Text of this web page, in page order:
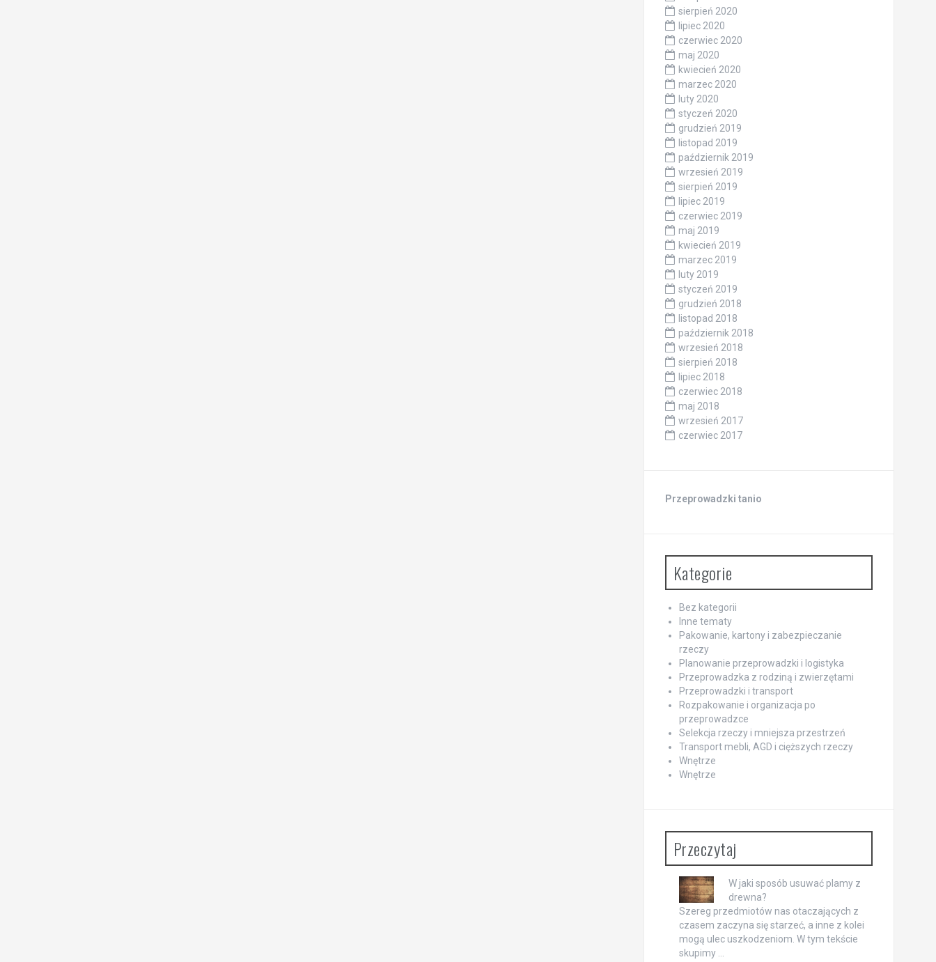
sierpień 2020
lipiec 2020
czerwiec 2020
maj 2020
kwiecień 2020
marzec 2020
luty 2020
styczeń 2020
grudzień 2019
listopad 2019
październik 2019
wrzesień 2019
sierpień 2019
lipiec 2019
czerwiec 2019
maj 2019
kwiecień 2019
marzec 2019
luty 2019
styczeń 2019
grudzień 2018
listopad 2018
październik 2018
wrzesień 2018
sierpień 2018
lipiec 2018
czerwiec 2018
maj 2018
wrzesień 2017
czerwiec 2017
Przeprowadzki tanio
Kategorie
Bez kategorii
Inne tematy
Pakowanie, kartony i zabezpieczanie
rzeczy
Planowanie przeprowadzki i logistyka
Przeprowadzka z rodziną i zwierzętami
Przeprowadzki i transport
Rozpakowanie i organizacja po
przeprowadzce
Selekcja rzeczy i mniejsza przestrzeń
Transport mebli, AGD i cięższych rzeczy
Wnętrze
Wnętrze
Przeczytaj
W jaki sposób usuwać plamy z
drewna?
Szereg przedmiotów nas otaczających z
czasem zaczyna się starzeć, a inne z kolei
mogą ulec uszkodzeniom. W tym tekście
skupimy …